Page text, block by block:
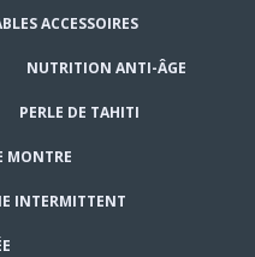
ACCESSOIRES
NUTRITION ANTI-ÂGE
PERLE DE TAHITI
MONTRE
INTERMITTENT